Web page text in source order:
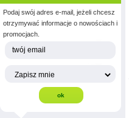
Podaj swój adres e-mail, jeżeli chcesz
otrzymywać informacje o nowościach i
promocjach.